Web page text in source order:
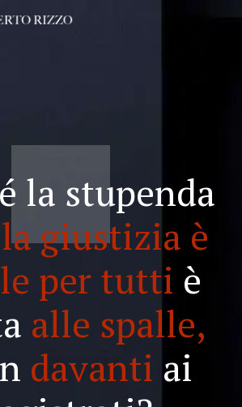
la stupenda
la giustizia è
per tutti è
alle spalle,
davanti ai